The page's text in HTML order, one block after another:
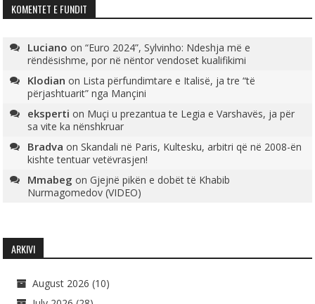
KOMENTET E FUNDIT
Luciano on“Euro 2024”, Sylvinho: Ndeshja më e
rëndësishme, por në nëntor vendoset kualifikimi
Klodian on Lista përfundimtare e Italisë, ja tre “të
përjashtuarit” nga Mançini
eksperti on Muçi u prezantua te Legia e Varshavës, ja për
sa vite ka nënshkruar
Bradva onSkandali në Paris, Kultesku, arbitri që në 2008-ën
kishte tentuar vetëvrasjen!
Mmabeg onGjejnë pikën e dobët të Khabib
Nurmagomedov (VIDEO)
ARKIVI
August 2026 (10)